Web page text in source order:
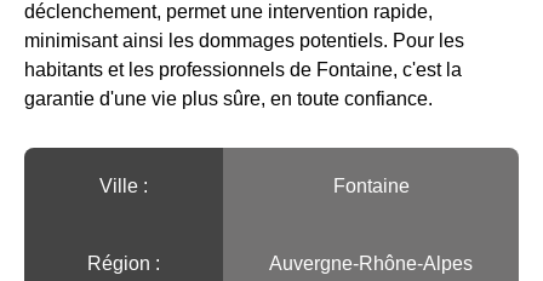
déclenchement, permet une intervention rapide,
minimisant ainsi les dommages potentiels. Pour les
habitants et les professionnels de Fontaine, c'est la
garantie d'une vie plus sûre, en toute confiance.
Ville :️ Fontaine
Région :️ Auvergne-Rhône-Alpes